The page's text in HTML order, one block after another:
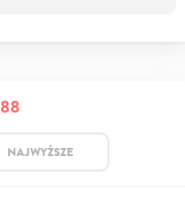
88
NAJWYŻSZE